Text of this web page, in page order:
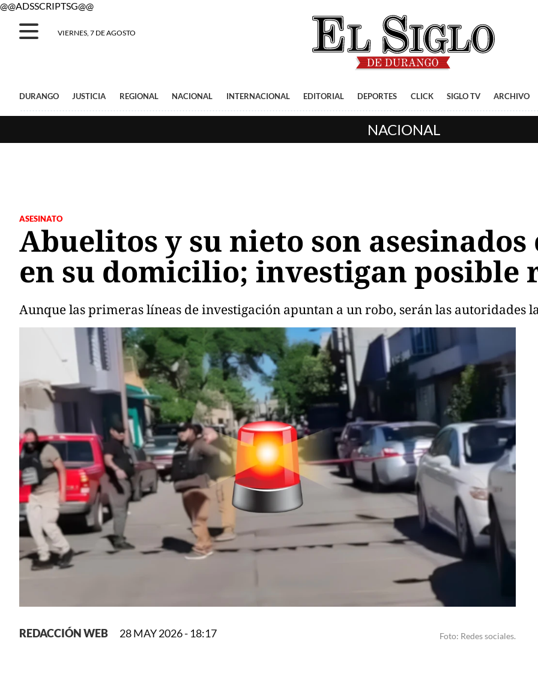
@@ADSSCRIPTSG@@
VIERNES, 7 DE AGOSTO
DURANGO JUSTICIA REGIONAL NACIONAL INTERNACIONAL EDITORIAL DEPORTES CLICK SIGLO TV ARCHIVO
NACIONAL
ASESINATO
Abuelitos y su nieto son
en su domicilio; investigan posible
Aunque las primeras líneas de investigación apuntan a un robo, serán las autoridades
Foto: Redes sociales.
REDACCIÓN WEB 28 MAY 2026 - 18:17